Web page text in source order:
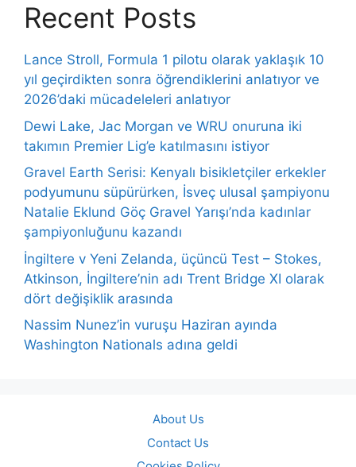
Recent Posts
Lance Stroll, Formula 1 pilotu olarak yaklaşık 10
yıl geçirdikten sonra öğrendiklerini anlatıyor ve
2026’daki mücadeleleri anlatıyor
Dewi Lake, Jac Morgan ve WRU onuruna iki
takımın Premier Lig’e katılmasını istiyor
Gravel Earth Serisi: Kenyalı bisikletçiler erkekler
podyumunu süpürürken, İsveç ulusal şampiyonu
Natalie Eklund Göç Gravel Yarışı’nda kadınlar
şampiyonluğunu kazandı
İngiltere v Yeni Zelanda, üçüncü Test – Stokes,
Atkinson, İngiltere’nin adı Trent Bridge XI olarak
dört değişiklik arasında
Nassim Nunez’in vuruşu Haziran ayında
Washington Nationals adına geldi
About Us
Contact Us